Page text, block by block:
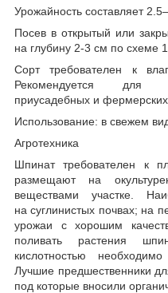
Урожайность составляет
Посев в открытый или
на глубину 2-3 см по схеме
Сорт требователен к
Рекомендуется для
приусадебных и фермерских
Использование: в свежем
Агротехника
Шпинат требователен к
размещают на
веществами участке.
на суглинистых почвах; на
урожаи с хорошим
поливать растения
кислотностью необходимо
Лучшие предшественники
под которые вносили